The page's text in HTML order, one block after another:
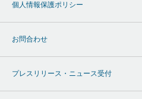
個人情報保護ポリシー
お問合わせ
プレスリリース・ニュース受付